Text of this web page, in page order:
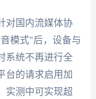
对国内流媒体协
模式"后，设备与
系统不再进行全
台的请求启用加
实测中可实现超